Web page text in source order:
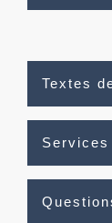
Textes